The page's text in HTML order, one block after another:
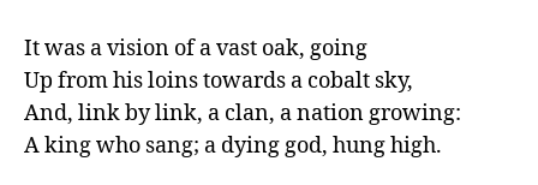
It was a vision of a vast oak, going
Up from his loins towards a cobalt sky,
And, link by link, a clan, a nation growing:
A king who sang; a dying god, hung high.